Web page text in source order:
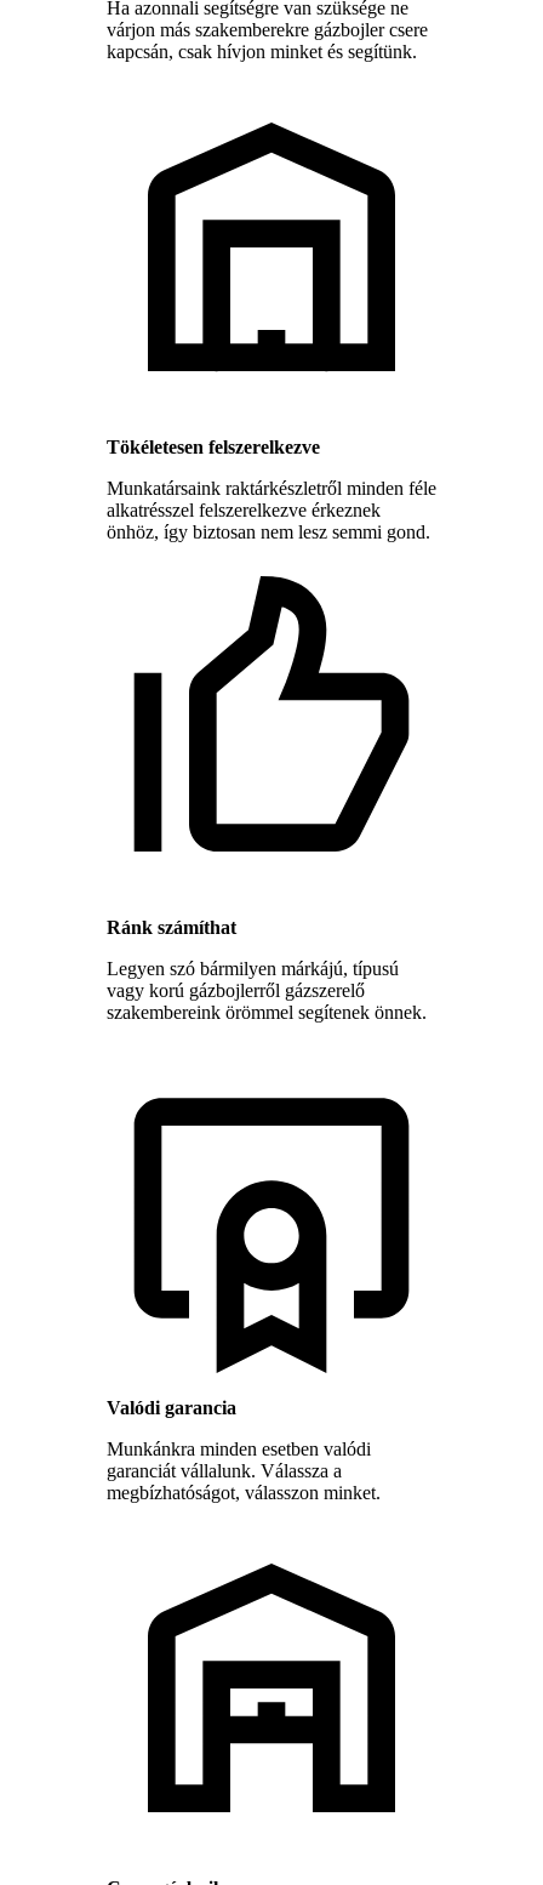
Ha azonnali segítségre van szüksége ne
várjon más szakemberekre gázbojler csere
kapcsán, csak hívjon minket és segítünk.
Tökéletesen felszerelkezve
Munkatársaink raktárkészletről minden féle
alkatrésszel felszerelkezve érkeznek
önhöz, így biztosan nem lesz semmi gond.
Ránk számíthat
Legyen szó bármilyen márkájú, típusú
vagy korú gázbojlerről gázszerelő
szakembereink örömmel segítenek önnek.
Valódi garancia
Munkánkra minden esetben valódi
garanciát vállalunk. Válassza a
megbízhatóságot, válasszon minket.